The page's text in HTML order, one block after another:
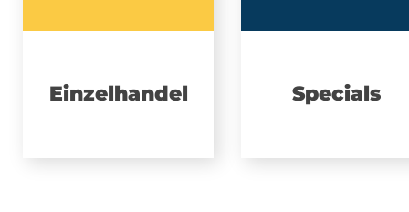
Einzelhandel Specials